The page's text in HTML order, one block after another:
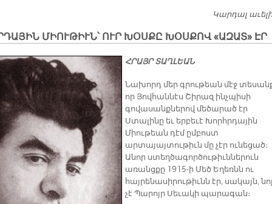
Կարդալ
ՄԻՈՒԹԻՒՆ՝ ՈՒՐ ԽՕՍՔԸ ԽՕՍՔՈՎ «ԱԶԱՏ» ԷՐ
ՀՐԱՅՐ ՏԱՂԼԵԱՆ
Նախորդ մեր գրութեան մէջ
որ Յովհաննէս Շիրազ ինչպիսի
գովասանքներով մեծարած էր
Ստալինը եւ երբեւէ Խորհրդային
Միութեան դէմ ըմբոստ
արտայայտութիւն մը չէր ունեցած։
Անոր ստեղծագործութիւններուն
առանցքը 1915-ի Մեծ Եղեռնն ու
հայրենասիրութիւնն էր, սակայն,
չէ Պարոյր Սեւակի պարագան։